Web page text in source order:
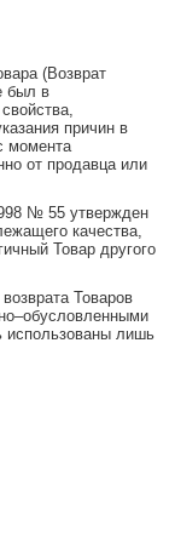
(Возврат
был в
причин в
момента
от продавца или
№ 55 утвержден
качества,
Товар другого
Товаров
использованы лишь